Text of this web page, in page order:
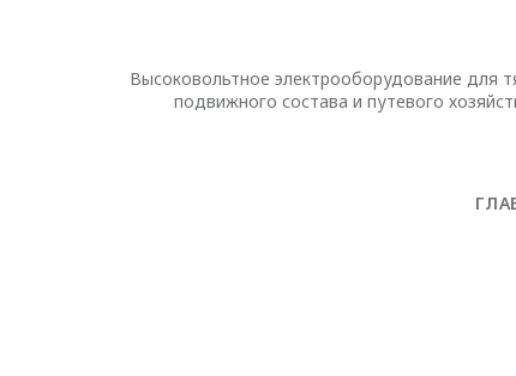
Высоковольтное электрооборудование для
подвижного состава и путевого